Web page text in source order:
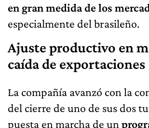
en gran medida de los
especialmente del brasileño.
Ajuste productivo en
caída de exportaciones
La compañía avanzó con la
del cierre de uno de sus dos
puesta en marcha de un